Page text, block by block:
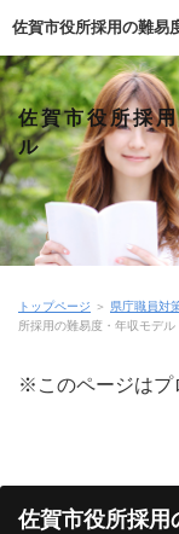
佐賀市役所採用の難易
佐賀市役所採
ル
トップページ ＞ 県庁職員対
所採用の難易度・年収モデル
※このページはプ
佐賀市役所採用